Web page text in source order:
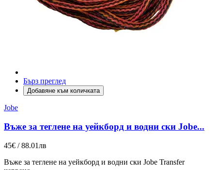
Бърз преглед
Добавяне към количката
Jobe
Въже за теглене на уейкборд и водни ски Jobe...
45€ / 88.01лв
Въже за теглене на уейкборд и водни ски Jobe Transfer